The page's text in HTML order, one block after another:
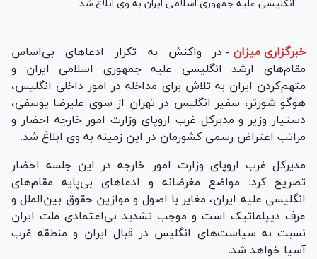
انگلیسی علیه جمهوری اسلامی ایران به وی ابلاغ شد.
خبرگزاری میزان - در واکنش به تکرار ادعا‌های بی‌اساس
مقام‌های ارشد انگلیسی علیه جمهوری اسلامی ایران و
متهم‌کردن ایران به تلاش برای مداخله در امور داخلی انگلیس،
هوگو شورتر، سفیر انگلیس در تهران از سوی علیرضا یوسفی،
دستیار وزیر و مدیرکل غرب اروپای وزارت امور خارجه احضار و
مراتب اعتراض رسمی کشورمان در این زمینه به وی ابلاغ شد.
مدیرکل غرب اروپای وزارت امور خارجه در این جلسه احضار
تصریح کرد: مواضع مغرضانه و ادعا‌های بی‌پایه مقام‌های
انگلیسی علیه ایران، مغایر با اصول و موازین حقوق بین‌الملل و
عرف دیپلماتیک است و موجب تشدید بی‌اعتمادی ملت ایران
نسبت به سیاست‌های انگلیس در قبال ایران و منطقه غرب
آسیا خواهد شد.